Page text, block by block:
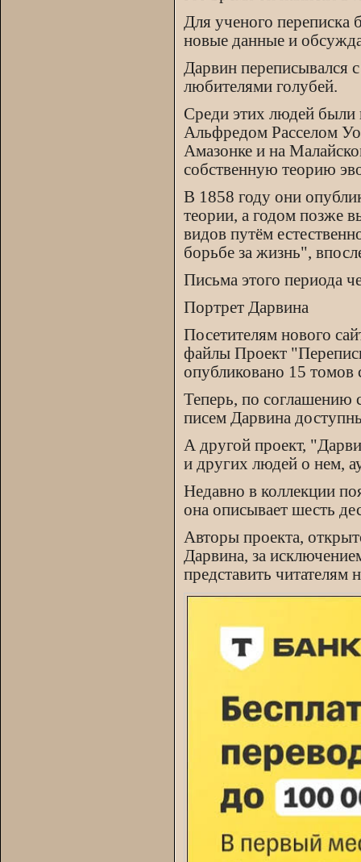
Для ученого переписка
новые данные и
Дарвин переписывался
любителями голубей.
Среди этих людей были
Альфредом Расселом
Амазонке и на
собственную теорию
В 1858 году они
теории, а годом позже
видов путём
борьбе за жизнь",
Письма этого периода
Портрет Дарвина
Посетителям нового
файлы Проект
опубликовано 15 томов
Теперь, по соглашению
писем Дарвина
А другой проект,
и других людей о нем,
Недавно в коллекции
она описывает шесть
Авторы проекта,
Дарвина, за
представить читателям